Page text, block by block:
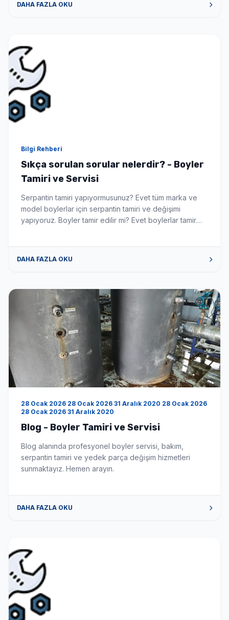
DAHA FAZLA OKU
Bilgi Rehberi
Sıkça sorulan sorular nelerdir? - Boyler
Tamiri ve Servisi
Serpantin tamiri yapıyormusunuz? Evet tüm marka ve
model boylerlar için serpantin tamiri ve değişimi
yapıyoruz. Boyler tamir edilir mi? Evet boylerlar tamir
DAHA FAZLA OKU
28 Ocak 2026 28 Ocak 2026 31 Aralık 2020 28 Ocak 2026
28 Ocak 2026 31 Aralık 2020
Blog - Boyler Tamiri ve Servisi
Blog alanında profesyonel boyler servisi, bakım,
serpantin tamiri ve yedek parça değişim hizmetleri
sunmaktayız. Hemen arayın.
DAHA FAZLA OKU